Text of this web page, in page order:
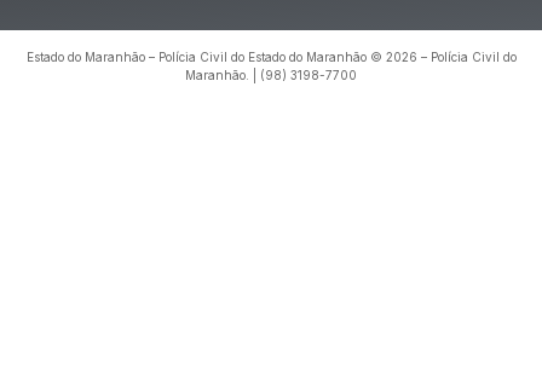
Estado do Maranhão – Polícia Civil do Estado do Maranhão © 2026 – Polícia Civil do
Maranhão. | (98) 3198-7700